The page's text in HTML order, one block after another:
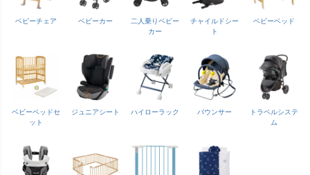
ベビーチェア ベビーカー
二人乗りベビー
カー
チャイルドシー
ト
ベビーベッド
ベビーベッドセ
ット
ジュニアシート ハイローラック バウンサー
トラベルシステ
ム